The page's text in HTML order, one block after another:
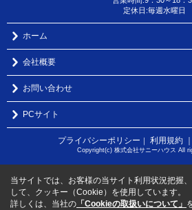
定休日:毎週水曜日
ホーム
会社概要
お問い合わせ
PCサイト
プライバシーポリシー ｜ 利用規約
Copyright(c) 株式会社サニーハウス All
当サイトでは、お客様の当サイト利用状況把握
して、クッキー（Cookie）を使用しています。
詳しくは、当社の 「Cookieの取扱いについて」